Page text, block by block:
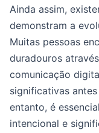
Ainda assim,
demonstram a
Muitas pessoas
duradouros
comunicação
significativas
entanto, é
intencional e